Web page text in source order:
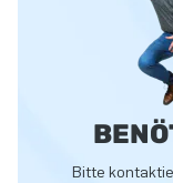
Bitte